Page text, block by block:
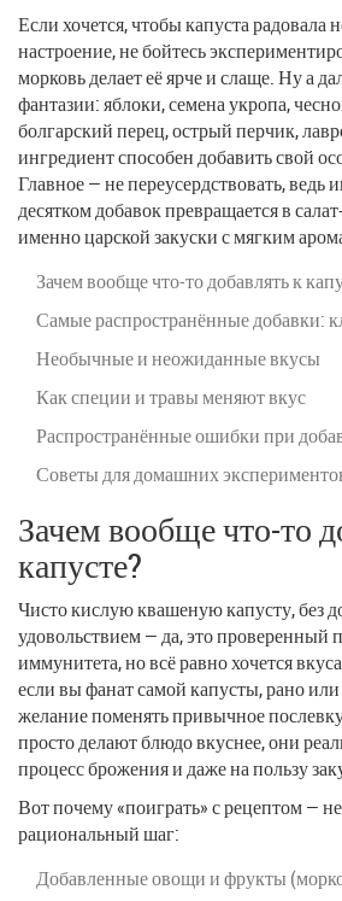
Если хочется, чтобы капуста радовала
настроение, не бойтесь
морковь делает её ярче и слаще. Ну а
фантазии: яблоки, семена укропа,
болгарский перец, острый перчик,
ингредиент способен добавить свой
Главное — не переусердствовать, ведь
десятком добавок превращается в
именно царской закуски с мягким
Зачем вообще что-то добавлять к
Самые распространённые добавки:
Необычные и неожиданные вкусы
Как специи и травы меняют вкус
Распространённые ошибки при
Советы для домашних
Зачем вообще что-то
капусте?
Чисто кислую квашеную капусту, без
удовольствием — да, это проверенный
иммунитета, но всё равно хочется
если вы фанат самой капусты, рано
желание поменять привычное
просто делают блюдо вкуснее, они
процесс брожения и даже на пользу
Вот почему «поиграть» с рецептом —
рациональный шаг:
Добавленные овощи и фрукты